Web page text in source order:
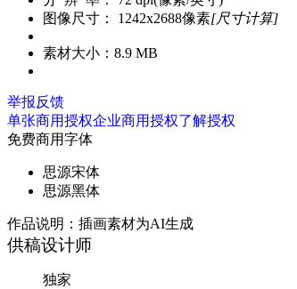
图像尺寸： 1242x2688像素[尺寸计算]
素材大小： 8.9 MB
举报反馈
单张商用授权企业商用授权了解授权
免费商用字体
思源宋体
思源黑体
作品说明： 插画素材为AI生成
供稿设计师
独家